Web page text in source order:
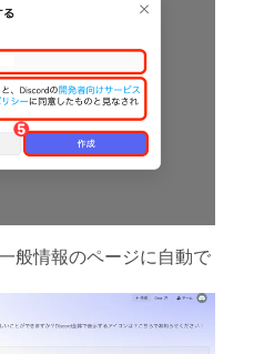
般情報のページに自動で